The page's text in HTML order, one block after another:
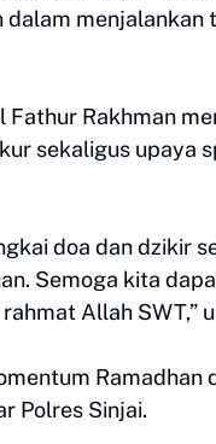
Fathur Rakhman
sekaligus upaya
doa dan dzikir
Semoga kita
Allah SWT,”
Polres Sinjai.